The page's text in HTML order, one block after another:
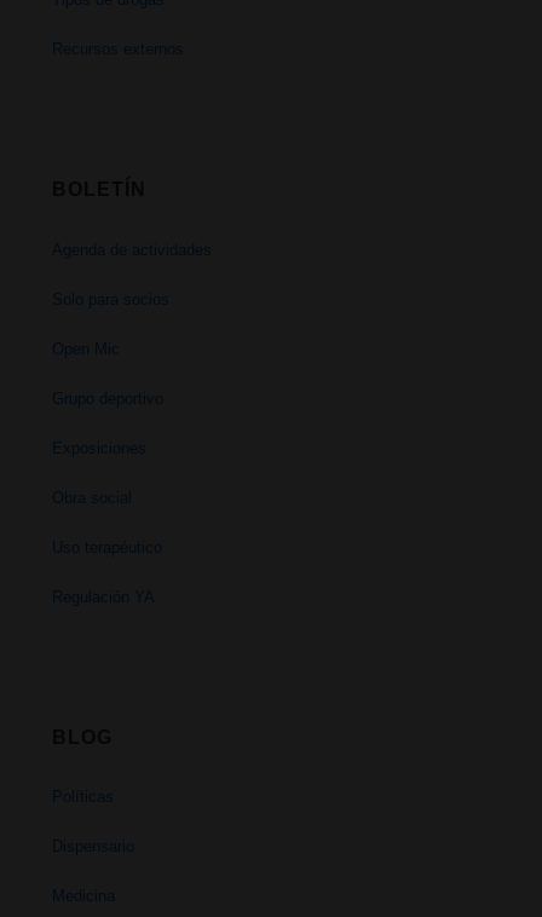
Recursos externos
Agenda de actividades
Solo para socios
Open Mic
Grupo deportivo
Exposiciones
Obra social
Uso terapéutico
Regulación YA
Políticas
Dispensario
Medicina